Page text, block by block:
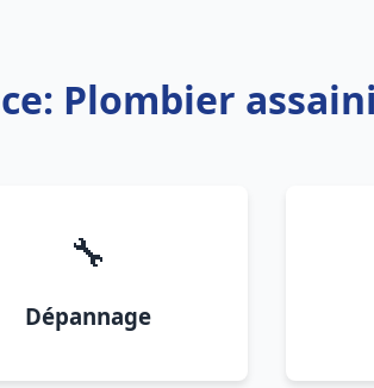
Plombier
🔧
Dépannage